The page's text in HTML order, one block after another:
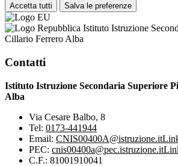
Accetta tutti Salva le preferenze
Istituto Istruzione
Cillario Ferrero Alba
Contatti
Istituto Istruzione Secondaria Superiore
Alba
Via Cesare Balbo, 8
Tel: 0173-441944
Email: CNIS00400A@istruzione.it
PEC: cnis00400a@pec.istruzione.it
C.F.: 81001910041